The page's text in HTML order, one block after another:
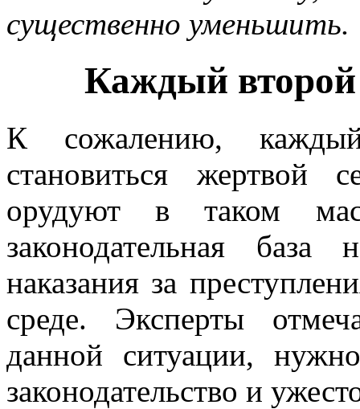
существенно уменьшить.
Каждый второй
К сожалению,
становиться жертвой
орудуют в таком
законодательная база
наказания за
среде. Эксперты
данной ситуации,
законодательство и